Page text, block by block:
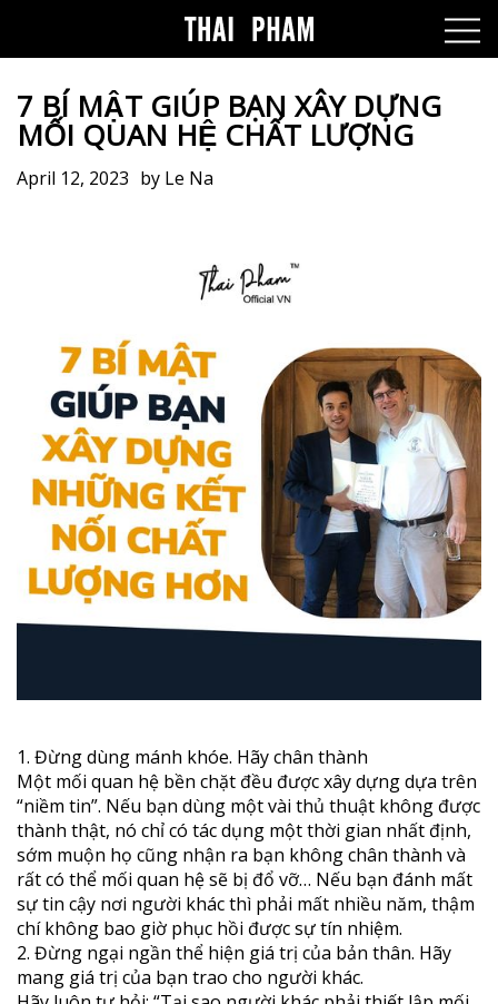
7 BÍ MẬT GIÚP BẠN XÂY DỰNG
MỐI QUAN HỆ CHẤT LƯỢNG
April 12, 2023 by Le Na
1. Đừng dùng mánh khóe. Hãy chân thành
Một mối quan hệ bền chặt đều được xây dựng dựa trên
“niềm tin”. Nếu bạn dùng một vài thủ thuật không được
thành thật, nó chỉ có tác dụng một thời gian nhất định,
sớm muộn họ cũng nhận ra bạn không chân thành và
rất có thể mối quan hệ sẽ bị đổ vỡ… Nếu bạn đánh mất
sự tin cậy nơi người khác thì phải mất nhiều năm, thậm
chí không bao giờ phục hồi được sự tín nhiệm.
2. Đừng ngại ngần thể hiện giá trị của bản thân. Hãy
mang giá trị của bạn trao cho người khác.